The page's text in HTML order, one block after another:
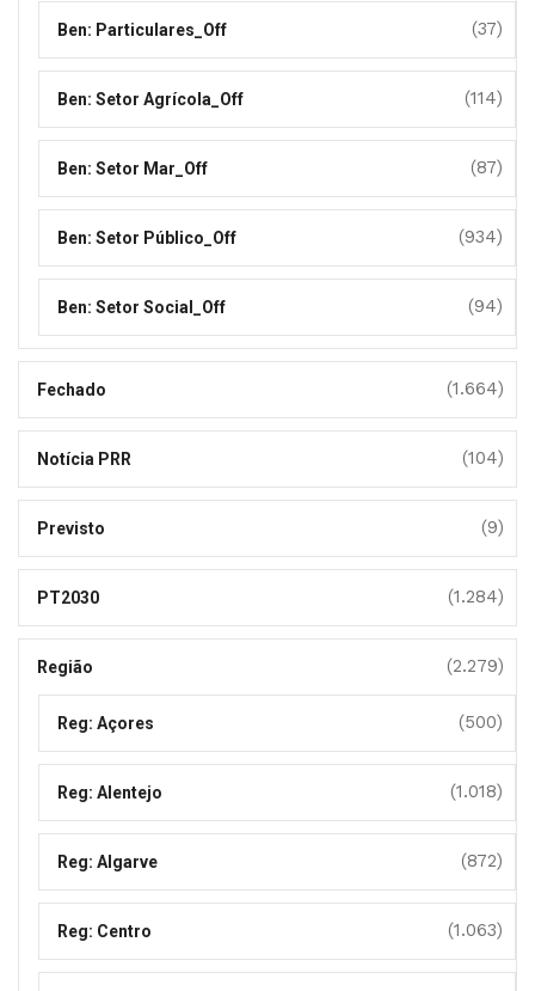
Ben: Particulares_Off (37)
Ben: Setor Agrícola_Off (114)
Ben: Setor Mar_Off (87)
Ben: Setor Público_Off (934)
Ben: Setor Social_Off (94)
Fechado (1.664)
Notícia PRR (104)
Previsto (9)
PT2030 (1.284)
Região (2.279)
Reg: Açores (500)
Reg: Alentejo (1.018)
Reg: Algarve (872)
Reg: Centro (1.063)